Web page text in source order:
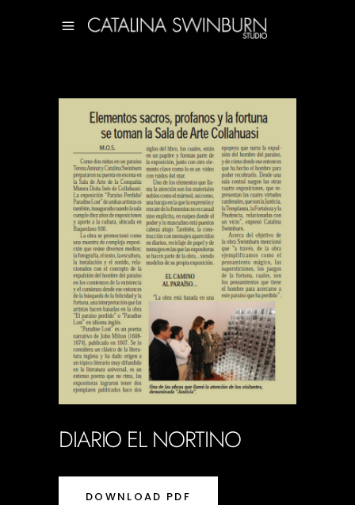
DIARIO EL NORTINO
DOWNLOAD PDF